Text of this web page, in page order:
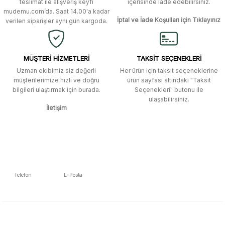
Ürün fiyatı diğer sitelerden daha pahalı.
Bu ürüne benzer farklı alternatifler olmalı.
Site güvenilir ve kullanışlı, fakat
kavela ve diğer ahşap aksesuarları
menü seçeneklerinde bulunmuyor,
spesifik olarak "kavela" terimini
aratarak bulunabilir.
M... K... | 12/12/2025
Ben bu kadar hızlı bir teslimat
Ben bu kadar hızlı bir teslimat
teslimat ile alışveriş keyfi
mudemu.com’da. Saat 14.00'a kadar
verilen siparişler aynı gün kargoda.
içerisinde iade edebilirsiniz.
İptal ve İade Koşulları için Tıklayınız
MÜŞTERİ HİZMETLERİ
Uzman ekibimiz siz değerli
müşterilerimize hızlı ve doğru
bilgileri ulaştırmak için burada.
İletişim
TAKSİT SEÇENEKLERİ
Her ürün için taksit seçeneklerine
ürün sayfası altındaki "Taksit
Seçenekleri" butonu ile
ulaşabilirsiniz.
Telefon E-Posta